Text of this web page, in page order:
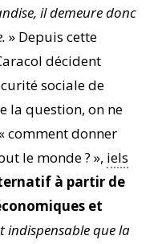
il demeure donc
» Depuis cette
décident
sociale de
la question, on ne
comment donner
le monde ? », iels
à partir de
et
indispensable que la